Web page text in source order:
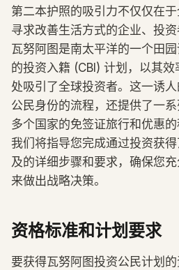
第二本护照的吸引力不仅仅在
寻求改善生活方式的企业、投资
瓦努阿图是南太平洋的一个田
的投资入籍 (CBI) 计划，以其
处吸引了全球投资者。这一诱
公民身份的流程，还提供了一
多个国家的免签证旅行和优惠的
我们将指导您完成通过投资获
及的详细步骤和要求，确保您
来做出战略决策。
资格标准和计划要求
要获得瓦努阿图投资公民计划